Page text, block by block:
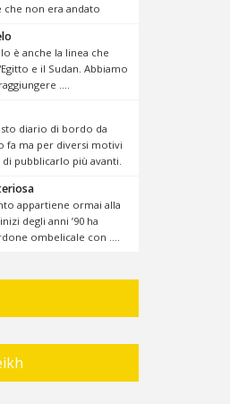
che non era andato
è anche la linea che
e il Sudan. Abbiamo
....
diario di bordo da
fa ma per diversi motivi
pubblicarlo più avanti.
appartiene ormai alla
degli anni ’90 ha
ombelicale con ....